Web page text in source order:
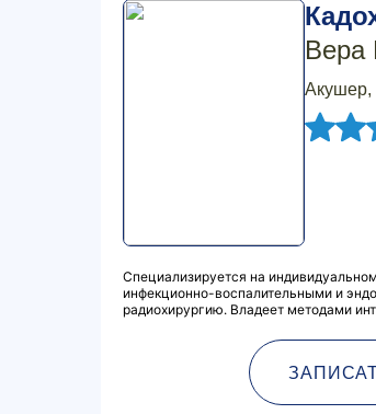
Вера
Акушер,
Специализируется на
инфекционно-воспалительными и
радиохирургию. Владеет методами